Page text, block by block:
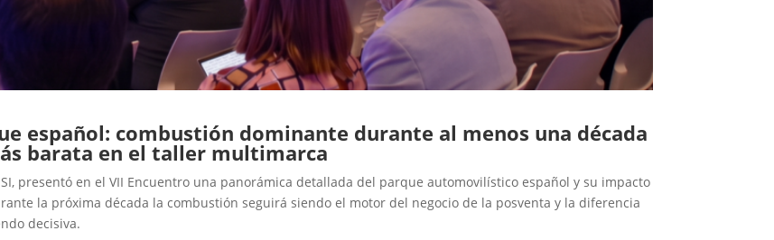
español: combustión dominante durante al menos una década
barata en el taller multimarca
presentó en el VII Encuentro una panorámica detallada del parque automovilístico español y su impacto
la próxima década la combustión seguirá siendo el motor del negocio de la posventa y la diferencia
decisiva.